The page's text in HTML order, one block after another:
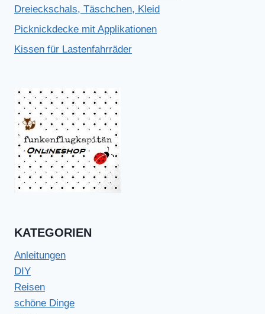
Dreieckschals, Täschchen, Kleid
Picknickdecke mit Applikationen
Kissen für Lastenfahrräder
KATEGORIEN
Anleitungen
DIY
Reisen
schöne Dinge